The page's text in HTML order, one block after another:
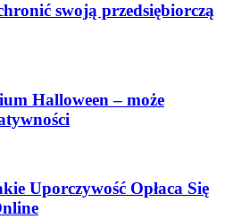
swoją przedsiębiorczą
Halloween – może
Uporczywość Opłaca Się